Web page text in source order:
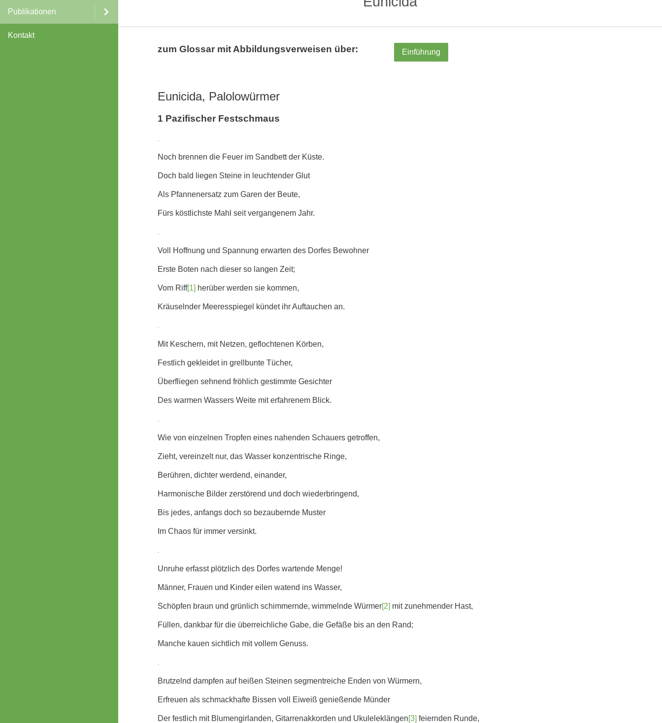
Publikationen
Kontakt
zum Glossar mit Abbildungsverweisen über: Einführung
Eunicida, Palolowürmer
1 Pazifischer Festschmaus
Noch brennen die Feuer im Sandbett der Küste.
Doch bald liegen Steine in leuchtender Glut
Als Pfannenersatz zum Garen der Beute,
Fürs köstlichste Mahl seit vergangenem Jahr.
Voll Hoffnung und Spannung erwarten des Dorfes Bewohner
Erste Boten nach dieser so langen Zeit;
Vom Riff[1] herüber werden sie kommen,
Kräuselnder Meeresspiegel kündet ihr Auftauchen an.
Mit Keschern, mit Netzen, geflochtenen Körben,
Festlich gekleidet in grellbunte Tücher,
Überfliegen sehnend fröhlich gestimmte Gesichter
Des warmen Wassers Weite mit erfahrenem Blick.
Wie von einzelnen Tropfen eines nahenden Schauers getroffen,
Zieht, vereinzelt nur, das Wasser konzentrische Ringe,
Berühren, dichter werdend, einander,
Harmonische Bilder zerstörend und doch wiederbringend,
Bis jedes, anfangs doch so bezaubernde Muster
Im Chaos für immer versinkt.
Unruhe erfasst plötzlich des Dorfes wartende Menge!
Männer, Frauen und Kinder eilen watend ins Wasser,
Schöpfen braun und grünlich schimmernde, wimmelnde Würmer[2] mit zunehmender Hast,
Füllen, dankbar für die überreichliche Gabe, die Gefäße bis an den Rand;
Manche kauen sichtlich mit vollem Genuss.
Brutzelnd dampfen auf heißen Steinen segmentreiche Enden von Würmern,
Erfreuen als schmackhafte Bissen voll Eiweiß genießende Münder
Der festlich mit Blumengirlanden, Gitarrenakkorden und Ukuleleklängen[3] feiernden Runde,